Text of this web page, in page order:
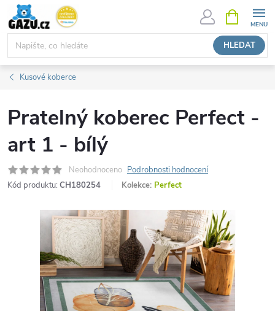
Přejít
obsah
HLEDAT
NÁKUPNÍ
KOŠÍK
Kusové koberce
Pratelný koberec Perfect -
art 1 - bílý
Neohodnoceno Podrobnosti hodnocení
Kód produktu: CH180254 Kolekce: Perfect